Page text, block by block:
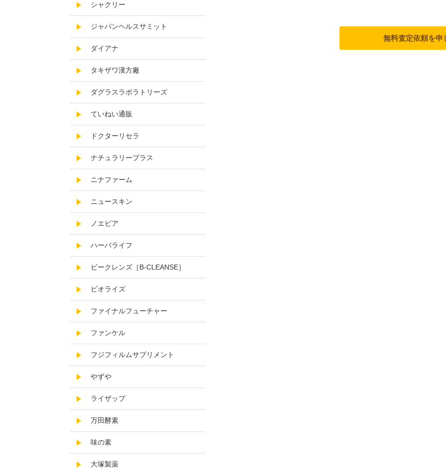
無料査定依頼を申
シャクリー
ジャパンヘルスサミット
ダイアナ
タキザワ漢方廠
ダグラスラボラトリーズ
ていねい通販
ドクターリセラ
ナチュラリープラス
ニナファーム
ニュースキン
ノエビア
ハーバライフ
ビークレンズ［B-CLEANSE］
ビオライズ
ファイナルフューチャー
ファンケル
フジフィルムサプリメント
やずや
ライザップ
万田酵素
味の素
大塚製薬